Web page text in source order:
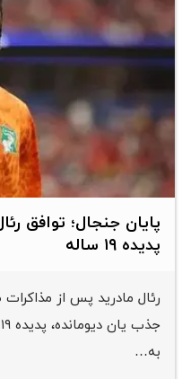
پایان جنجال؛ توافق
پدیده ۱۹ ساله
رئال مادرید پس از مذاکرات
به…